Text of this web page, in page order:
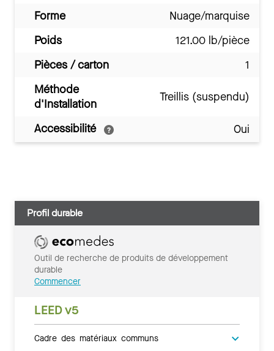
Forme
Nuage/marquise
Poids
121.00 lb/pièce
Pièces / carton
1
Méthode
d'Installation
Treillis (suspendu)
Accessibilité Oui
Profil durable
Outil de recherche de produits de développement
durable
Commencer
LEED v5
Cadre des matériaux communs